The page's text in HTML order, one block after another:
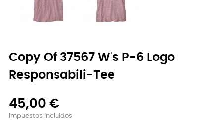
Copy Of 37567 W's P-6 Logo
Responsabili-Tee
45,00 €
Impuestos incluidos